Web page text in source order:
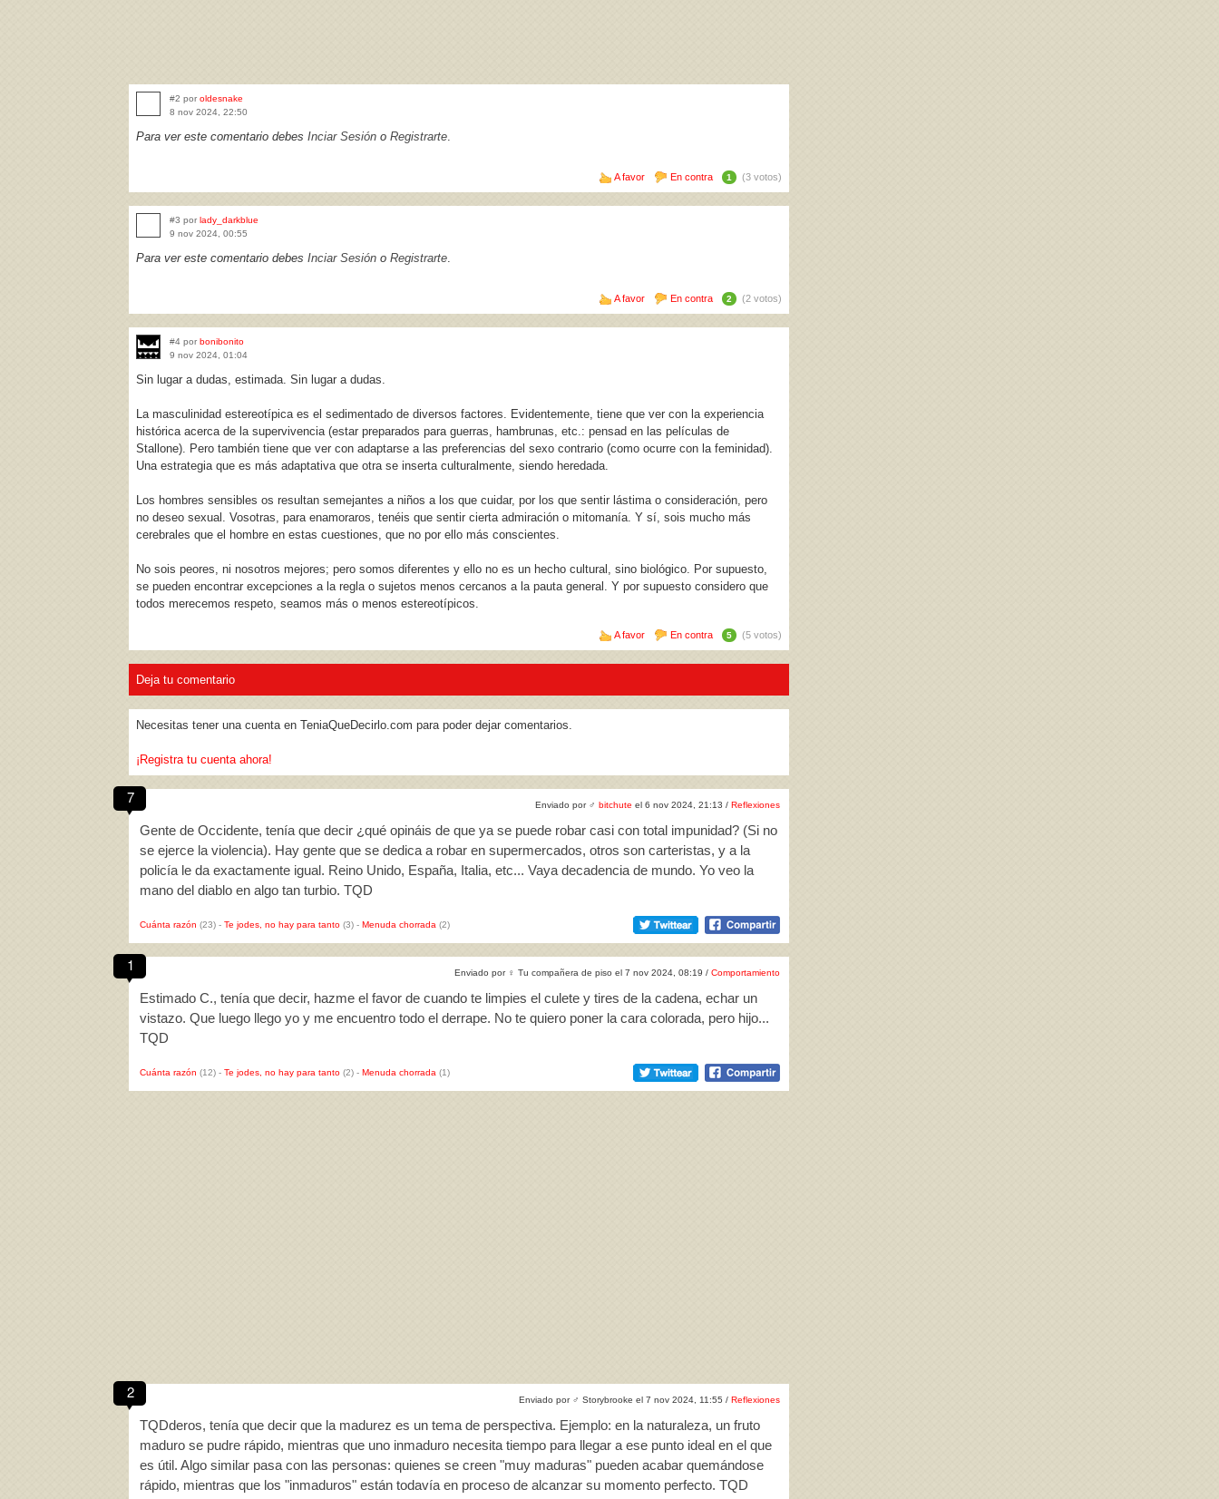
#2 por oldesnake
8 nov 2024, 22:50
Para ver este comentario debes Inciar Sesión o Registrarte.
A favor En contra 1 (3 votos)
#3 por lady_darkblue
9 nov 2024, 00:55
Para ver este comentario debes Inciar Sesión o Registrarte.
A favor En contra 2 (2 votos)
#4 por bonibonito
9 nov 2024, 01:04
Sin lugar a dudas, estimada. Sin lugar a dudas.
La masculinidad estereotípica es el sedimentado de diversos factores. Evidentemente, tiene que ver con la experiencia
histórica acerca de la supervivencia (estar preparados para guerras, hambrunas, etc.: pensad en las películas de
Stallone). Pero también tiene que ver con adaptarse a las preferencias del sexo contrario (como ocurre con la feminidad).
Una estrategia que es más adaptativa que otra se inserta culturalmente, siendo heredada.
Los hombres sensibles os resultan semejantes a niños a los que cuidar, por los que sentir lástima o consideración, pero
no deseo sexual. Vosotras, para enamoraros, tenéis que sentir cierta admiración o mitomanía. Y sí, sois mucho más
cerebrales que el hombre en estas cuestiones, que no por ello más conscientes.
No sois peores, ni nosotros mejores; pero somos diferentes y ello no es un hecho cultural, sino biológico. Por supuesto,
se pueden encontrar excepciones a la regla o sujetos menos cercanos a la pauta general. Y por supuesto considero que
todos merecemos respeto, seamos más o menos estereotípicos.
A favor En contra 5 (5 votos)
Deja tu comentario
Necesitas tener una cuenta en TeniaQueDecirlo.com para poder dejar comentarios.
¡Registra tu cuenta ahora!
7 Enviado por ♂ bitchute el 6 nov 2024, 21:13 / Reflexiones
Gente de Occidente, tenía que decir ¿qué opináis de que ya se puede robar casi con total impunidad? (Si no
se ejerce la violencia). Hay gente que se dedica a robar en supermercados, otros son carteristas, y a la
policía le da exactamente igual. Reino Unido, España, Italia, etc... Vaya decadencia de mundo. Yo veo la
mano del diablo en algo tan turbio. TQD
Cuánta razón (23) - Te jodes, no hay para tanto (3) - Menuda chorrada (2)
1 Enviado por ♀ Tu compañera de piso el 7 nov 2024, 08:19 / Comportamiento
Estimado C., tenía que decir, hazme el favor de cuando te limpies el culete y tires de la cadena, echar un
vistazo. Que luego llego yo y me encuentro todo el derrape. No te quiero poner la cara colorada, pero hijo...
TQD
Cuánta razón (12) - Te jodes, no hay para tanto (2) - Menuda chorrada (1)
2 Enviado por ♂ Storybrooke el 7 nov 2024, 11:55 / Reflexiones
TQDderos, tenía que decir que la madurez es un tema de perspectiva. Ejemplo: en la naturaleza, un fruto
maduro se pudre rápido, mientras que uno inmaduro necesita tiempo para llegar a ese punto ideal en el que
es útil. Algo similar pasa con las personas: quienes se creen "muy maduras" pueden acabar quemándose
rápido, mientras que los "inmaduros" están todavía en proceso de alcanzar su momento perfecto. TQD